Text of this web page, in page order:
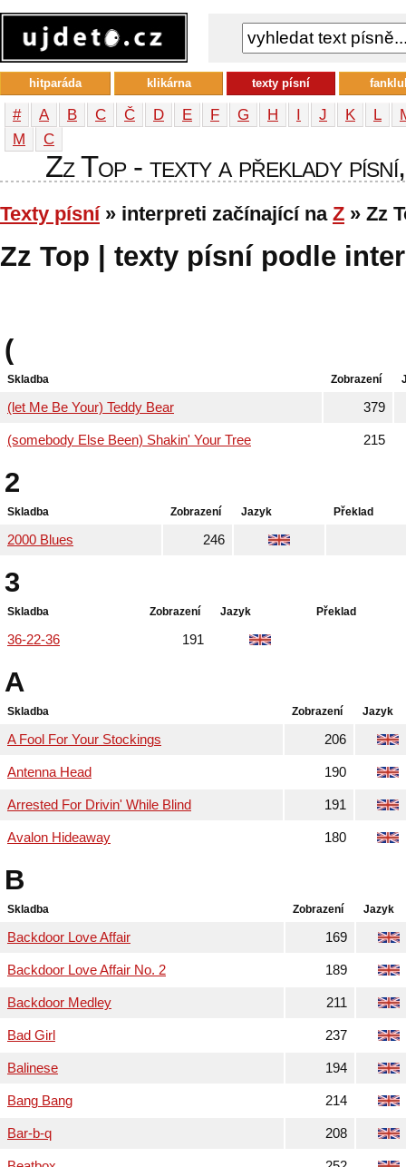
# A B C Č D E F G H I J K L
М
С
Zz Top - texty a překlady
Texty písní» interpreti začínající na Z » Zz
Zz Top | texty písní podle
(
Skladba Zobrazení
(let Me Be Your) Teddy Bear 379
(somebody Else Been) Shakin' Your Tree 215
2
Skladba Zobrazení Jazyk Překlad
2000 Blues 246
3
Skladba Zobrazení Jazyk Překlad
36-22-36 191
A
Skladba Zobrazení Jazyk
A Fool For Your Stockings 206
Antenna Head 190
Arrested For Drivin' While Blind 191
Avalon Hideaway 180
B
Skladba Zobrazení Jazyk
Backdoor Love Affair 169
Backdoor Love Affair No. 2 189
Backdoor Medley 211
Bad Girl 237
Balinese 194
Bang Bang 214
Bar-b-q 208
hitparáda klikárna texty písní